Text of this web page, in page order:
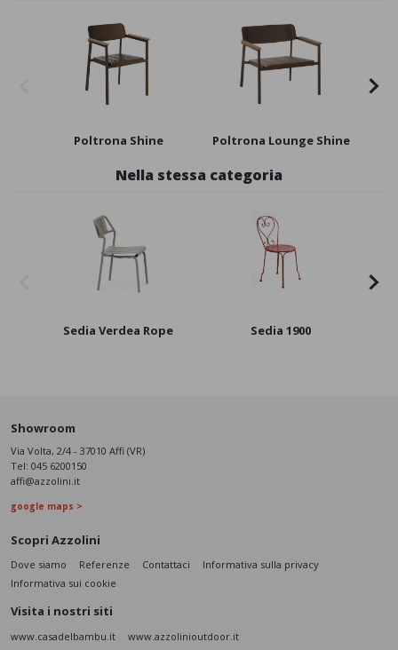
Poltrona Shine Poltrona Lounge Shine
Nella stessa categoria
Sedia Verdea Rope Sedia 1900
Showroom
Via Volta, 2/4 - 37010 Affi (VR)
Tel: 045 6200150
affi@azzolini.it
google maps >
Scopri Azzolini
Dove siamo Referenze Contattaci
Informativa sulla privacy
Informativa sui cookie
Visita i nostri siti
www.casadelbambu.it www.azzolinioutdoor.it